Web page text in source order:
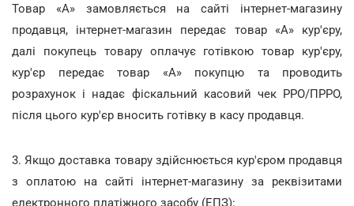
Товар «А» замовляється на сайті інтернет-магазину
продавця, інтернет-магазин передає товар «А» кур'єру,
далі покупець товару оплачує готівкою товар кур'єру,
кур'єр передає товар «А» покупцю та проводить
розрахунок і надає фіскальний касовий чек РРО/ПРРО,
після цього кур'єр вносить готівку в касу продавця.
3. Якщо доставка товару здійснюється кур'єром продавця
з оплатою на сайті інтернет-магазину за реквізитами
електронного платіжного засобу (ЕПЗ):